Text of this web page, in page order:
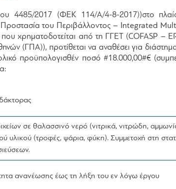
2017 (ΦΕΚ 114/Α/4-8-2017))στο
Προστασία του Περιβάλλοντος –
χρηματοδοτείται από τη ΓΓΕΤ (COFASP –
(ΓΠΑ)), προτίθεται να αναθέσει για
προϋπολογισθέν ποσό #18.000,00#€
σε θαλασσινό νερό (νιτρικά, νιτρώδη,
υλικού (τροφές, ψάρια, φύκη). Συμμετοχή στη
ανανέωσης έως τη λήξη του εν λόγω έργου